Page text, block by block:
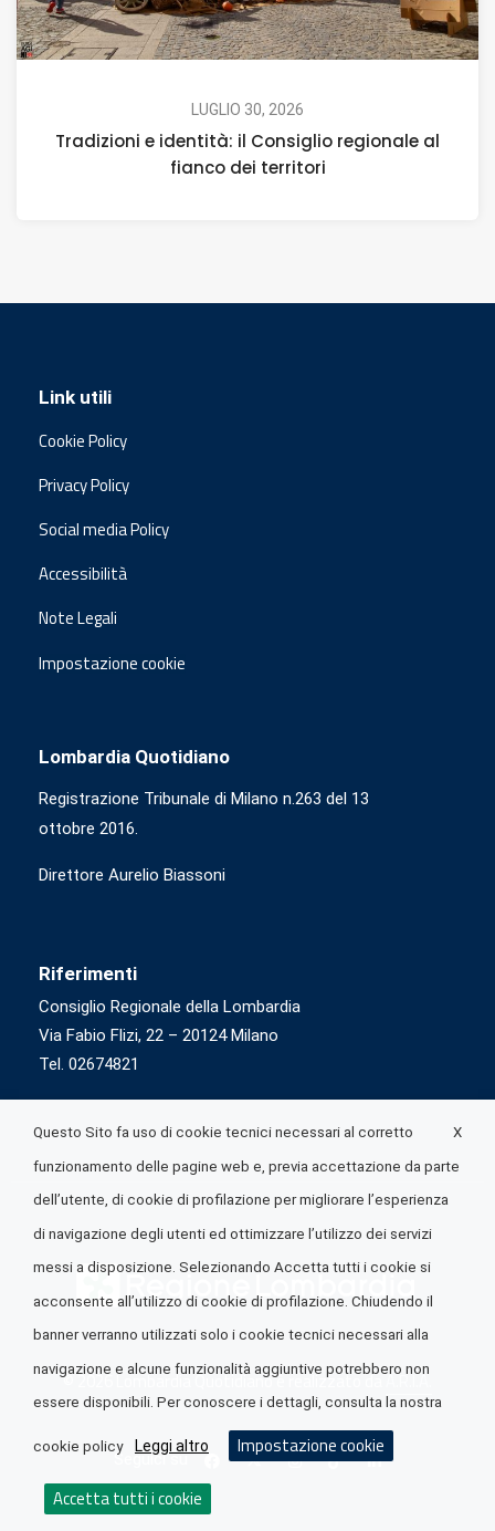
LUGLIO 30, 2026
Tradizioni e identità: il Consiglio regionale al
fianco dei territori
Link utili
Cookie Policy
Privacy Policy
Social media Policy
Accessibilità
Note Legali
Impostazione cookie
Lombardia Quotidiano
Registrazione Tribunale di Milano n.263 del 13
ottobre 2016.
Direttore Aurelio Biassoni
Riferimenti
Consiglio Regionale della Lombardia
Via Fabio Flizi, 22 – 20124 Milano
Tel. 02674821
© 2026 Lombardia Quotidiano è realizzato daA.R.I.A.
Seguici su
X
Questo Sito fa uso di cookie tecnici necessari al corretto
funzionamento delle pagine web e, previa accettazione da parte
dell’utente, di cookie di profilazione per migliorare l’esperienza
di navigazione degli utenti ed ottimizzare l’utilizzo dei servizi
messi a disposizione. Selezionando Accetta tutti i cookie si
acconsente all’utilizzo di cookie di profilazione. Chiudendo il
banner verranno utilizzati solo i cookie tecnici necessari alla
navigazione e alcune funzionalità aggiuntive potrebbero non
essere disponibili. Per conoscere i dettagli, consulta la nostra
cookie policy Leggi altro Impostazione cookie
Accetta tutti i cookie